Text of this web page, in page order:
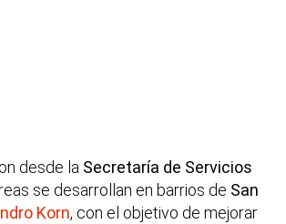
desde la Secretaría de Servicios
se desarrollan en barrios de San
Korn, con el objetivo de mejorar